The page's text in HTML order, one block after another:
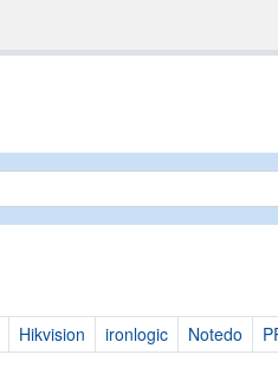
Hikvision ironlogic Notedo